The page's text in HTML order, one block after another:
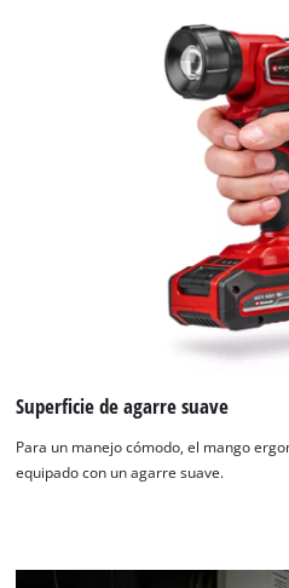
cargar el
This content
to trackers
visitor. The
the site with
to the list
Powered by
Superficie de agarre suave
Para un manejo cómodo, el mango
equipado con un agarre suave.